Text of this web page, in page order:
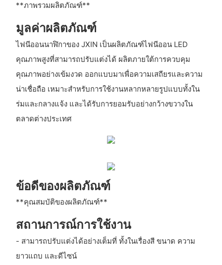
**ภาพรวมผลิตภัณฑ์**
มูลค่าผลิตภัณฑ์
ไฟนีออนนาฬิกาของ JXIN เป็นผลิตภัณฑ์ไฟนีออน LED
คุณภาพสูงที่สามารถปรับแต่งได้ ผลิตภายใต้การควบคุม
คุณภาพอย่างเข้มงวด ออกแบบมาเพื่อความเสถียรและความ
น่าเชื่อถือ เหมาะสำหรับการใช้งานหลากหลายรูปแบบทั้งใน
ร่มและกลางแจ้ง และได้รับการยอมรับอย่างกว้างขวางใน
ตลาดต่างประเทศ
ข้อดีของผลิตภัณฑ์
**คุณสมบัติของผลิตภัณฑ์**
สถานการณ์การใช้งาน
- สามารถปรับแต่งได้อย่างเต็มที่ ทั้งในเรื่องสี ขนาด ความ
ยาวแถบ และดีไซน์